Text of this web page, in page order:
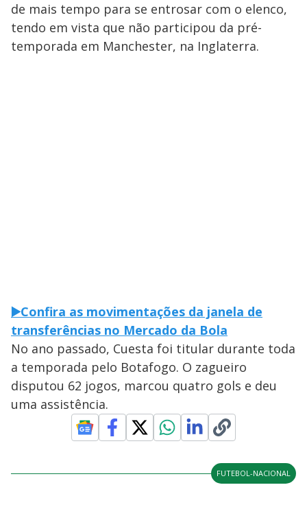
de mais tempo para se entrosar com o elenco,
tendo em vista que não participou da pré-
temporada em Manchester, na Inglaterra.
▶️Confira as movimentações da janela de
transferências no Mercado da Bola
No ano passado, Cuesta foi titular durante toda
a temporada pelo Botafogo. O zagueiro
disputou 62 jogos, marcou quatro gols e deu
uma assistência.
FUTEBOL-NACIONAL